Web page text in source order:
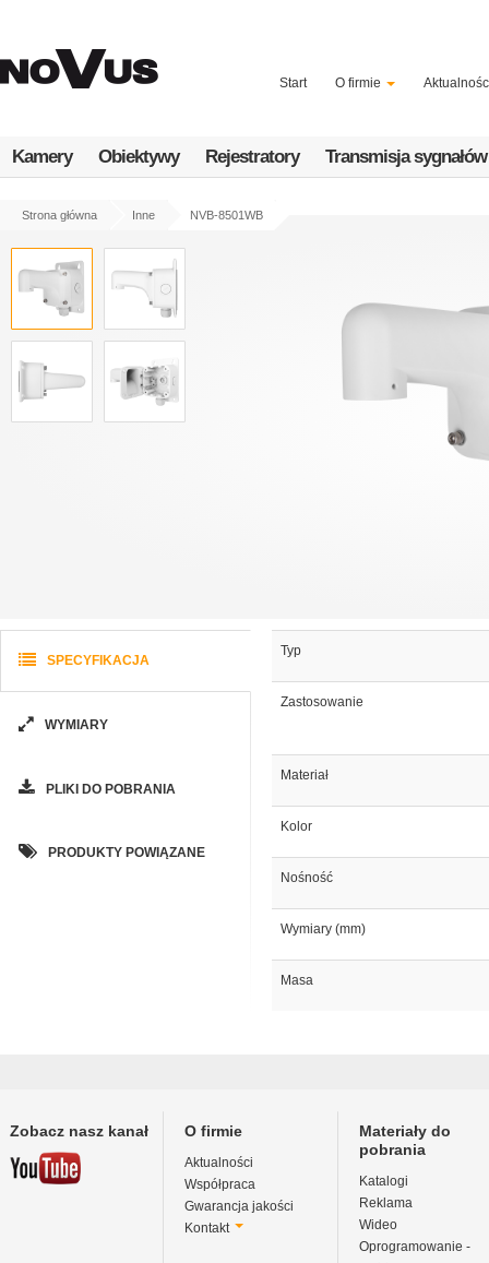
Start
O firmie
Kamery Obiektywy Rejestratory Transmisja sygnałów
Strona główna Inne NVB-8501WB
SPECYFIKACJA
WYMIARY
PLIKI DO POBRANIA
PRODUKTY POWIĄZANE
Typ
Zastosowanie
Materiał
Kolor
Nośność
Wymiary (mm)
Masa
Zobacz nasz kanał O firmie
Aktualności
Współpraca
Gwarancja jakości
Kontakt
Materiały do
pobrania
Katalogi
Reklama
Wideo
Oprogramowanie -